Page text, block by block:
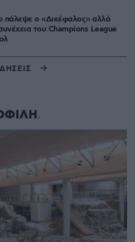
ο «Δικέφαλος» αλλά
του Champions League